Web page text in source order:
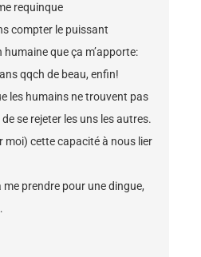
requinque
compter le puissant
que ça m’apporte:
qqch de beau, enfin!
les humains ne trouvent pas
se rejeter les uns les autres.
moi) cette capacité à nous lier
me prendre pour une dingue,